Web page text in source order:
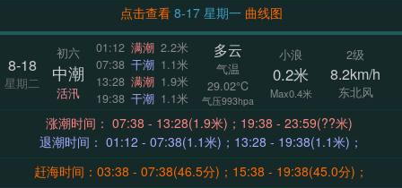
点击查看
8-17 星期一 曲线图
8-18
星期二
初六
中潮
活汛
01:12 满潮 2.2米
07:38 干潮 1.1米
13:28 满潮 1.9米
19:38 干潮 1.1米
多云
气温
29.02°C
气压993hpa
小浪
0.2米
Max0.4米
2级
8.2km/h
东北风
涨潮时间： 07:38 - 13:28(1.9米)；19:38 - 23:59(??米)
退潮时间： 01:12 - 07:38(1.1米)；13:28 - 19:38(1.1米)；
赶海时间：03:38 - 07:38(46.5分)；15:38 - 19:38(45.0分)；